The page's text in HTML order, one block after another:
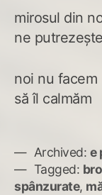
mirosul din
ne
noi nu facem
să îl calmăm
Archived: e
Tagged:
spânzurate,